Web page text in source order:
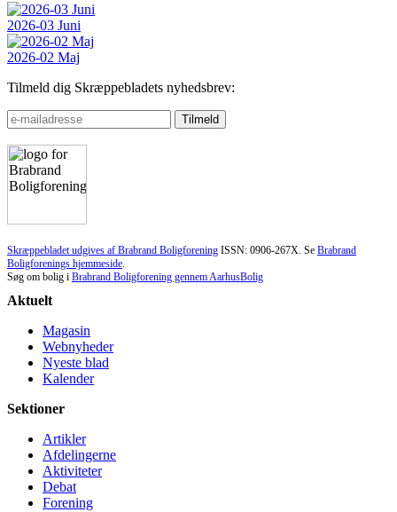
2026-03 Juni
2026-02 Maj
Tilmeld dig Skræppebladets nyhedsbrev:
Skræppebladet udgives af Brabrand Boligforening ISSN: 0906-267X. Se Brabrand
Boligforenings hjemmeside.
Søg om bolig i Brabrand Boligforening gennem AarhusBolig
Aktuelt
Magasin
Webnyheder
Nyeste blad
Kalender
Sektioner
Artikler
Afdelingerne
Aktiviteter
Debat
Forening